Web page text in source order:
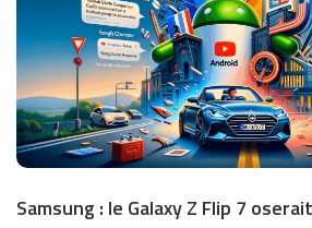
Samsung : le Galaxy Z Flip 7